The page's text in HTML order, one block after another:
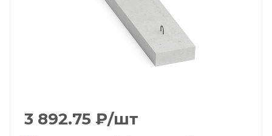
3 892.75 ₽/шт